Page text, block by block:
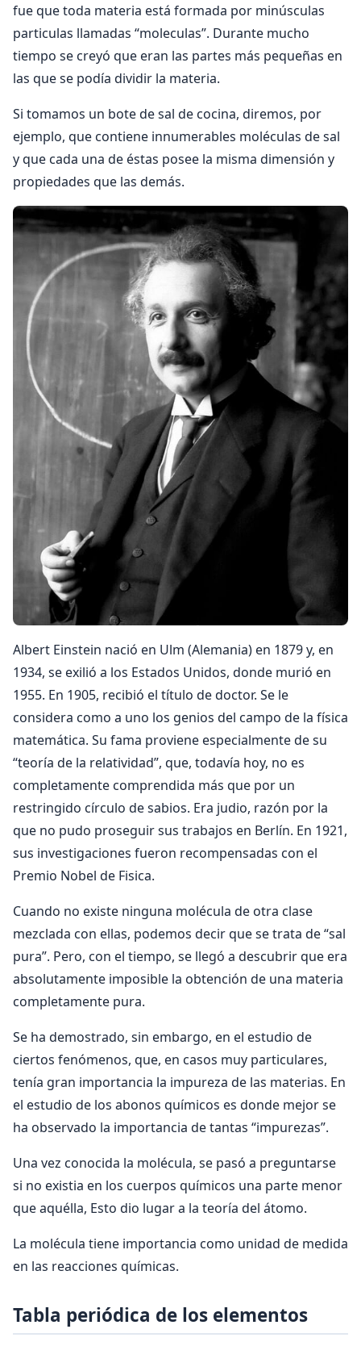
fue que toda materia está formada por minúsculas
particulas llamadas “moleculas”. Durante mucho
tiempo se creyó que eran las partes más pequeñas en
las que se podía dividir la materia.
Si tomamos un bote de sal de cocina, diremos, por
ejemplo, que contiene innumerables moléculas de sal
y que cada una de éstas posee la misma dimensión y
propiedades que las demás.
Albert Einstein nació en Ulm (Alemania) en 1879 y, en
1934, se exilió a los Estados Unidos, donde murió en
1955. En 1905, recibió el título de doctor. Se le
considera como a uno los genios del campo de la física
matemática. Su fama proviene especialmente de su
“teoría de la relatividad”, que, todavía hoy, no es
completamente comprendida más que por un
restringido círculo de sabios. Era judio, razón por la
que no pudo proseguir sus trabajos en Berlín. En 1921,
sus investigaciones fueron recompensadas con el
Premio Nobel de Fisica.
Cuando no existe ninguna molécula de otra clase
mezclada con ellas, podemos decir que se trata de “sal
pura”. Pero, con el tiempo, se llegó a descubrir que era
absolutamente imposible la obtención de una materia
completamente pura.
Se ha demostrado, sin embargo, en el estudio de
ciertos fenómenos, que, en casos muy particulares,
tenía gran importancia la impureza de las materias. En
el estudio de los abonos químicos es donde mejor se
ha observado la importancia de tantas “impurezas”.
Una vez conocida la molécula, se pasó a preguntarse
si no existia en los cuerpos químicos una parte menor
que aquélla, Esto dio lugar a la teoría del átomo.
La molécula tiene importancia como unidad de medida
en las reacciones químicas.
Tabla periódica de los elementos